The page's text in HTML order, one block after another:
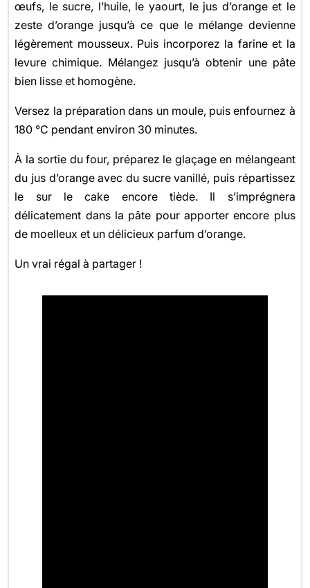
œufs, le sucre, l’huile, le yaourt, le jus d’orange et le
zeste d’orange jusqu’à ce que le mélange devienne
légèrement mousseux. Puis incorporez la farine et la
levure chimique. Mélangez jusqu’à obtenir une pâte
bien lisse et homogène.
Versez la préparation dans un moule, puis enfournez à
180 °C pendant environ 30 minutes.
À la sortie du four, préparez le glaçage en mélangeant
du jus d’orange avec du sucre vanillé, puis répartissez
le sur le cake encore tiède. Il s’imprégnera
délicatement dans la pâte pour apporter encore plus
de moelleux et un délicieux parfum d’orange.
Un vrai régal à partager !